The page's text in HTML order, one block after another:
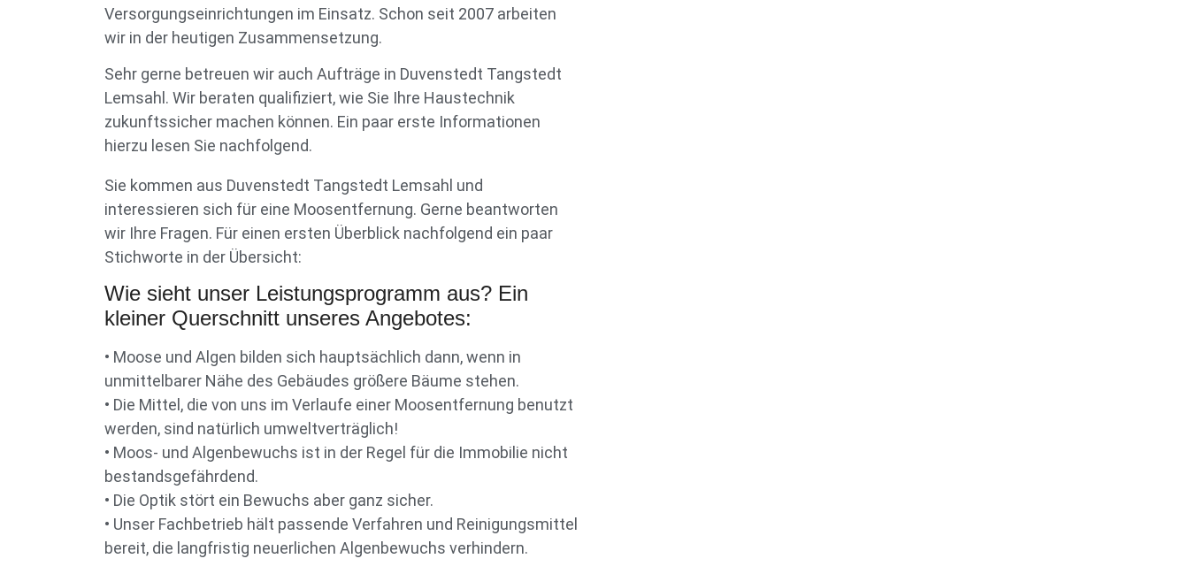
Versorgungseinrichtungen im Einsatz. Schon seit 2007 arbeiten
wir in der heutigen Zusammensetzung.
Sehr gerne betreuen wir auch Aufträge in Duvenstedt Tangstedt
Lemsahl. Wir beraten qualifiziert, wie Sie Ihre Haustechnik
zukunftssicher machen können. Ein paar erste Informationen
hierzu lesen Sie nachfolgend.
Sie kommen aus Duvenstedt Tangstedt Lemsahl und
interessieren sich für eine Moosentfernung. Gerne beantworten
wir Ihre Fragen. Für einen ersten Überblick nachfolgend ein paar
Stichworte in der Übersicht:
Wie sieht unser Leistungsprogramm aus? Ein
kleiner Querschnitt unseres Angebotes:
• Moose und Algen bilden sich hauptsächlich dann, wenn in
unmittelbarer Nähe des Gebäudes größere Bäume stehen.
• Die Mittel, die von uns im Verlaufe einer Moosentfernung benutzt
werden, sind natürlich umweltverträglich!
• Moos- und Algenbewuchs ist in der Regel für die Immobilie nicht
bestandsgefährdend.
• Die Optik stört ein Bewuchs aber ganz sicher.
• Unser Fachbetrieb hält passende Verfahren und Reinigungsmittel
bereit, die langfristig neuerlichen Algenbewuchs verhindern.